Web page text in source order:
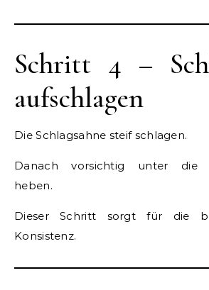
Schritt 4 –
aufschlagen
Die Schlagsahne steif schlagen.
Danach vorsichtig unter die
heben.
Dieser Schritt sorgt für die
Konsistenz.